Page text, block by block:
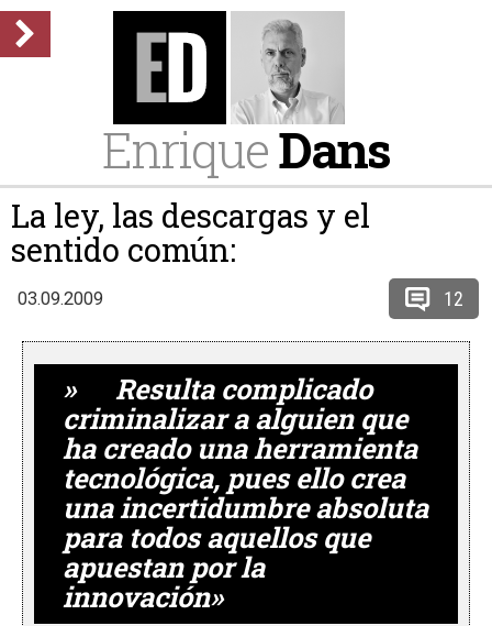
EnriqueDans
La ley, las descargas y el
sentido común:
03.09.2009 12
» Resulta complicado
criminalizar a alguien que
ha creado una herramienta
tecnológica, pues ello crea
una incertidumbre absoluta
para todos aquellos que
apuestan por la
innovación»